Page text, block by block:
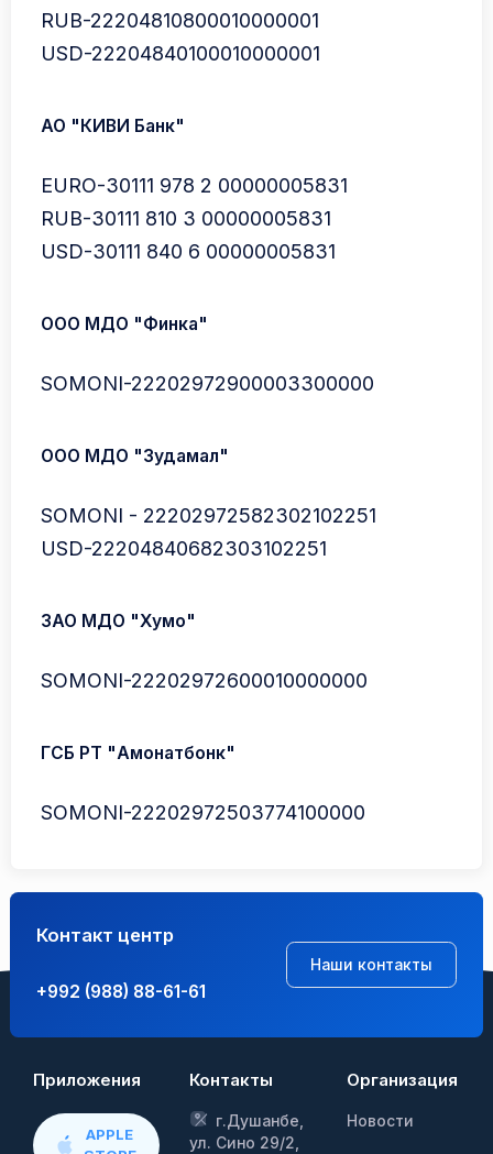
RUB-22204810800010000001
USD-22204840100010000001
АО "КИВИ Банк"
EURO-30111 978 2 00000005831
RUB-30111 810 3 00000005831
USD-30111 840 6 00000005831
ООО МДО "Финка"
SOMONI-22202972900003300000
ООО МДО "Зудамал"
SOMONI - 22202972582302102251
USD-22204840682303102251
ЗАО МДО "Хумо"
SOMONI-22202972600010000000
ГСБ РТ "Амонатбонк"
SOMONI-22202972503774100000
Контакт центр
+992 (988) 88-61-61
Наши контакты
Приложения
APPLE
Контакты
г.Душанбе,
ул. Сино 29/2,
Организация
Новости